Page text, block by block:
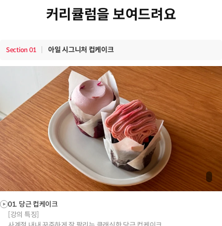
커리큘럼을 보여드려요
Section 01 아일 시그니처 컵케이크
01. 당근 컵케이크
[강의 특징]